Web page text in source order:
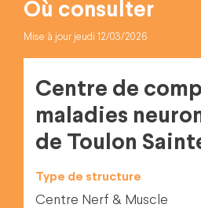
Où consulter
Mise à jour jeudi 12/03/2026
Centre de
maladies
de Toulon
Type de structure
Centre Nerf & Muscle